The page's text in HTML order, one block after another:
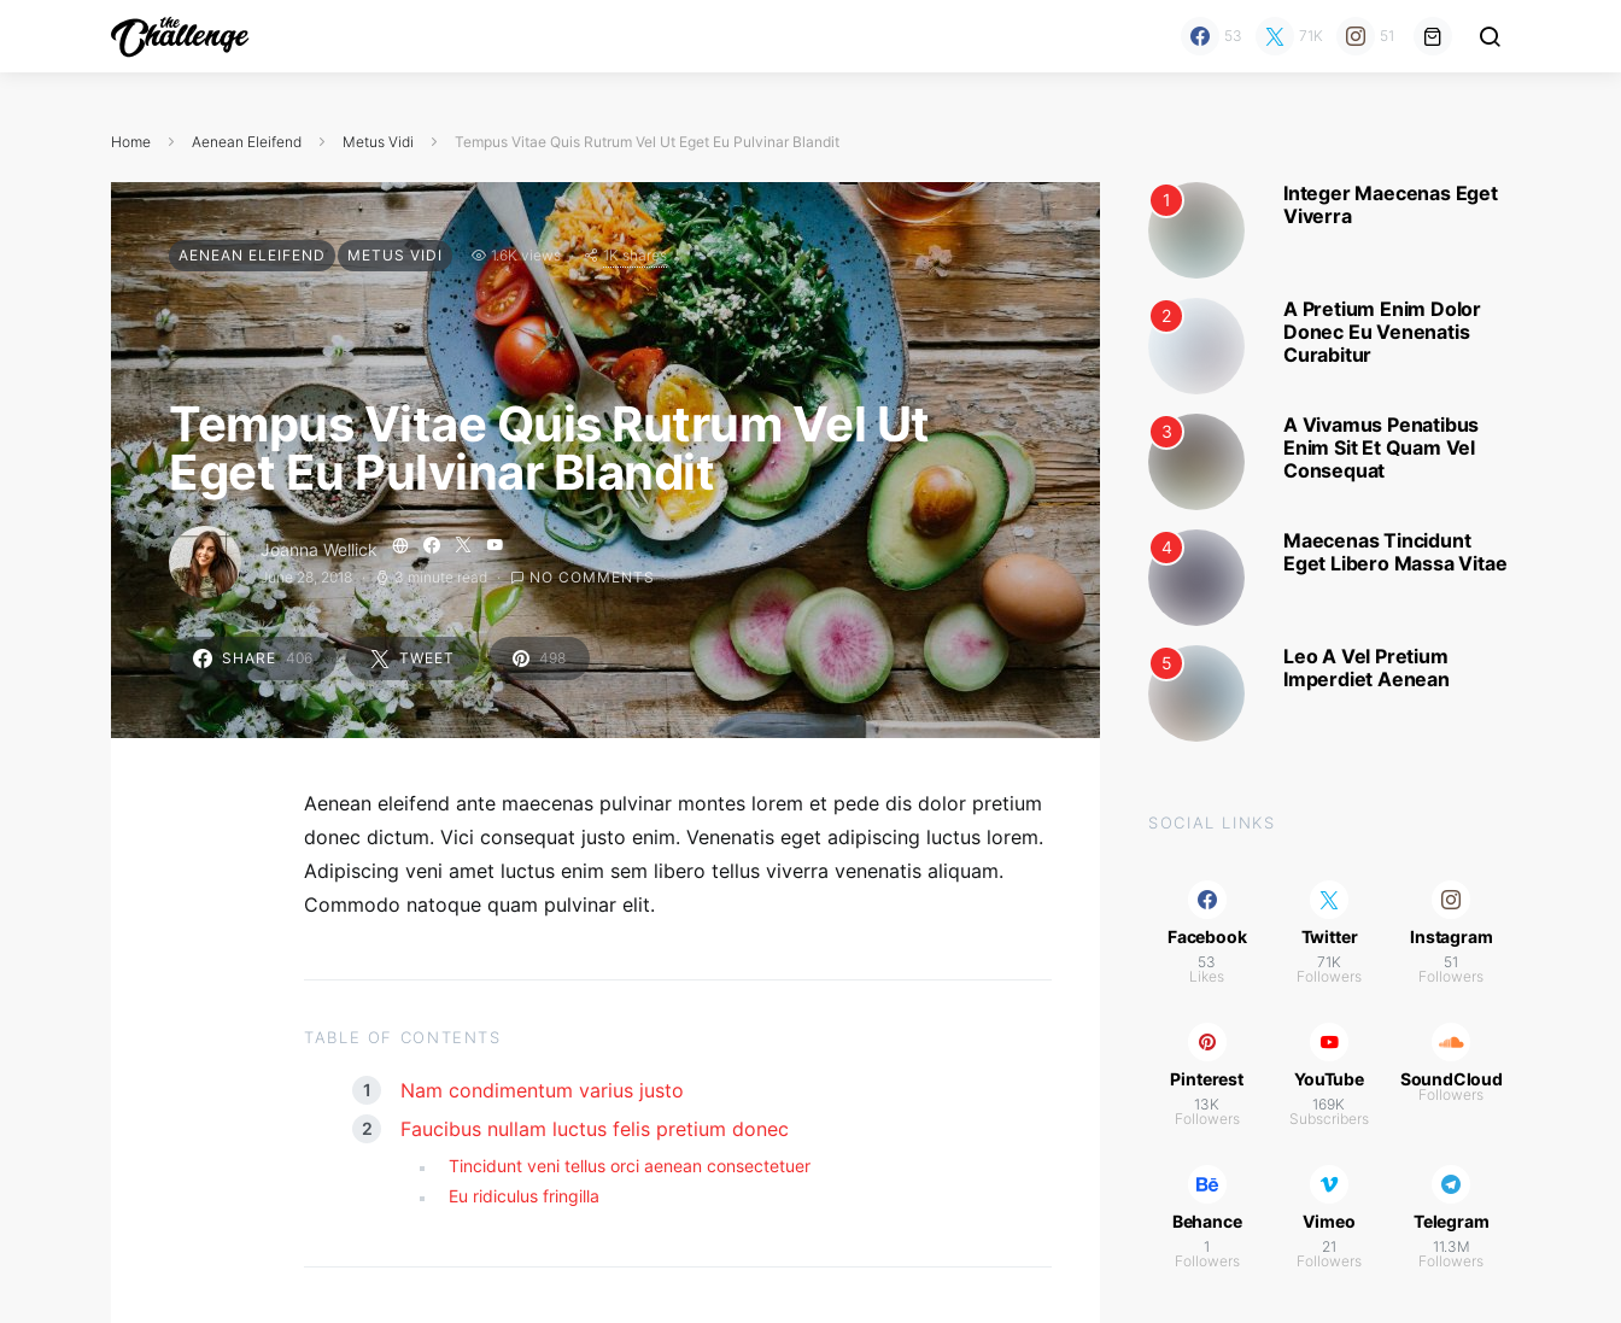
53 71K 51
Home Aenean Eleifend Metus Vidi Tempus Vitae Quis Rutrum Vel Ut Eget Eu Pulvinar Blandit
AENEAN ELEIFEND METUS VIDI 1.6K views 1K shares
Tempus Vitae Quis Rutrum Vel Ut
Eget Eu Pulvinar Blandit
Joanna Wellick
June 28, 2018 3 minute read NO COMMENTS
SHARE 406 TWEET 498
Aenean eleifend ante maecenas pulvinar montes lorem et pede dis dolor pretium
donec dictum. Vici consequat justo enim. Venenatis eget adipiscing luctus lorem.
Adipiscing veni amet luctus enim sem libero tellus viverra venenatis aliquam.
Commodo natoque quam pulvinar elit.
TABLE OF CONTENTS
Nam condimentum varius justo
Faucibus nullam luctus felis pretium donec
Tincidunt veni tellus orci aenean consectetuer
Eu ridiculus fringilla
1
Integer Maecenas Eget
Viverra
2
A Pretium Enim Dolor
Donec Eu Venenatis
Curabitur
3
A Vivamus Penatibus
Enim Sit Et Quam Vel
Consequat
4
Maecenas Tincidunt
Eget Libero Massa Vitae
5
Leo A Vel Pretium
Imperdiet Aenean
SOCIAL LINKS
Facebook
53
Likes
Twitter
71K
Followers
Instagram
51
Followers
Pinterest
13K
Followers
YouTube
169K
Subscribers
SoundCloud
Followers
Behance
1
Followers
Vimeo
21
Followers
Telegram
11.3M
Followers